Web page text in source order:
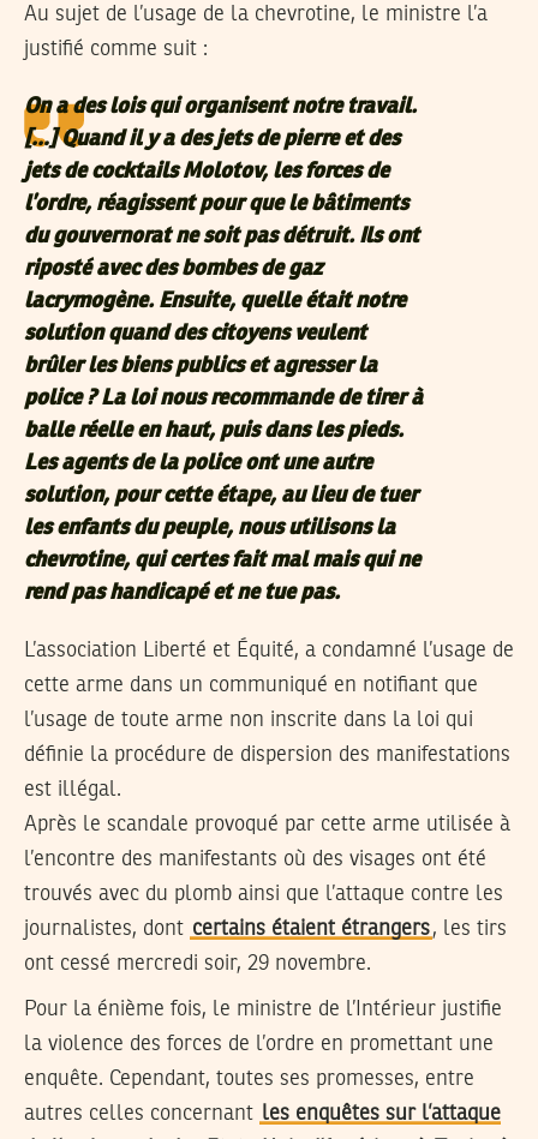
Au sujet de l’usage de la chevrotine, le ministre l’a
justifié comme suit :
On a des lois qui organisent notre travail.
[…] Quand il y a des jets de pierre et des
jets de cocktails Molotov, les forces de
l’ordre, réagissent pour que le bâtiments
du gouvernorat ne soit pas détruit. Ils ont
riposté avec des bombes de gaz
lacrymogène. Ensuite, quelle était notre
solution quand des citoyens veulent
brûler les biens publics et agresser la
police ? La loi nous recommande de tirer à
balle réelle en haut, puis dans les pieds.
Les agents de la police ont une autre
solution, pour cette étape, au lieu de tuer
les enfants du peuple, nous utilisons la
chevrotine, qui certes fait mal mais qui ne
rend pas handicapé et ne tue pas.
L’association Liberté et Équité, a condamné l’usage de
cette arme dans un communiqué en notifiant que
l’usage de toute arme non inscrite dans la loi qui
définie la procédure de dispersion des manifestations
est illégal.
Après le scandale provoqué par cette arme utilisée à
l’encontre des manifestants où des visages ont été
trouvés avec du plomb ainsi que l’attaque contre les
journalistes, dont certains étaient étrangers, les tirs
ont cessé mercredi soir, 29 novembre.
Pour la énième fois, le ministre de l’Intérieur justifie
la violence des forces de l’ordre en promettant une
enquête. Cependant, toutes ses promesses, entre
autres celles concernant les enquêtes sur l’attaque